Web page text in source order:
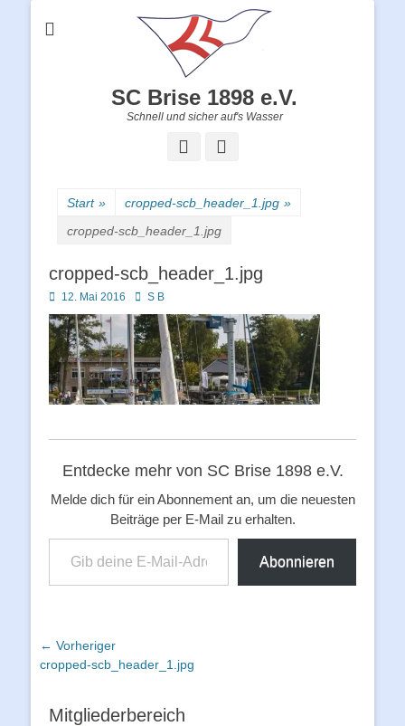
SC Brise 1898 e.V.
Schnell und sicher auf's Wasser
Facebook
Start » cropped-scb_header_1.jpg »
cropped-scb_header_1.jpg
cropped-scb_header_1.jpg
Posted
on
12. Mai 2016 Autor
S B
Entdecke mehr von SC Brise 1898 e.V.
Melde dich für ein Abonnement an, um die neuesten
Beiträge per E-Mail zu erhalten.
Gib deine E-Mail-Adresse ein ...
Abonnieren
Beitragsnavigation
← Vorheriger
Vorheriger
cropped-scb_header_1.jpg
Mitgliederbereich